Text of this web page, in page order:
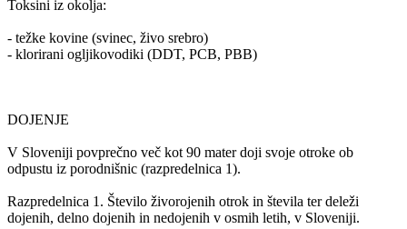
Toksini iz okolja:
- težke kovine (svinec, živo srebro)
- klorirani ogljikovodiki (DDT, PCB, PBB)
DOJENJE
V Sloveniji povprečno več kot 90 mater doji svoje otroke ob
odpustu iz porodnišnic (razpredelnica 1).
Razpredelnica 1. Število živorojenih otrok in števila ter deleži
dojenih, delno dojenih in nedojenih v osmih letih, v Sloveniji.